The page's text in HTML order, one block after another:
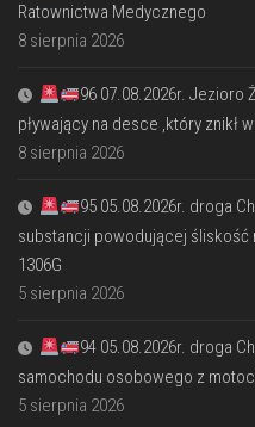
Ratownictwa Medycznego
8 sierpnia 2026
96 07.08.2026r. Jezioro
pływający na desce ,który znikł
8 sierpnia 2026
95 05.08.2026r. droga
substancji powodującej śliskość
1306G
5 sierpnia 2026
94 05.08.2026r. droga
samochodu osobowego z
5 sierpnia 2026